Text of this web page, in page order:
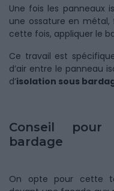
Une fois les panneaux
une ossature en métal,
cette fois, appliquer le
Ce travail est
d’air entre le panneau
d’isolation sous
Conseil
bardage
On opte pour cette